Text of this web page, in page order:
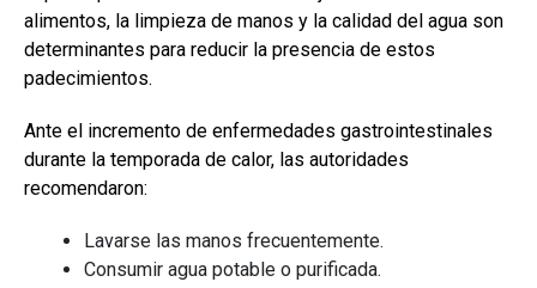
alimentos, la limpieza de manos y la calidad del agua son
determinantes para reducir la presencia de estos
padecimientos.
Ante el incremento de enfermedades gastrointestinales
durante la temporada de calor, las autoridades
recomendaron:
Lavarse las manos frecuentemente.
Consumir agua potable o purificada.